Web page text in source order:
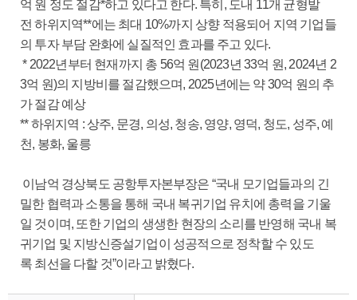
억 원 정도 절감*하고 있다고 한다. 특히, 도내 11개 균형발
전 하위지역**에는 최대 10%까지 상향 적용되어 지역 기업들
의 투자 부담 완화에 실질적인 효과를 주고 있다.
* 2022년부터 현재까지 총 56억 원(2023년 33억 원, 2024년 2
3억 원)의 지방비를 절감했으며, 2025년에는 약 30억 원의 추
가 절감 예상
** 하위지역 : 상주, 문경, 의성, 청송, 영양, 영덕, 청도, 성주, 예
천, 봉화, 울릉
이남억 경상북도 공항투자본부장은 “국내 모기업들과의 긴
밀한 협력과 소통을 통해 국내 복귀기업 유치에 총력을 기울
일 것이며, 또한 기업의 생생한 현장의 소리를 반영해 국내 복
귀기업 및 지방신증설기업이 성공적으로 정착할 수 있도
록 최선을 다할 것”이라고 밝혔다.